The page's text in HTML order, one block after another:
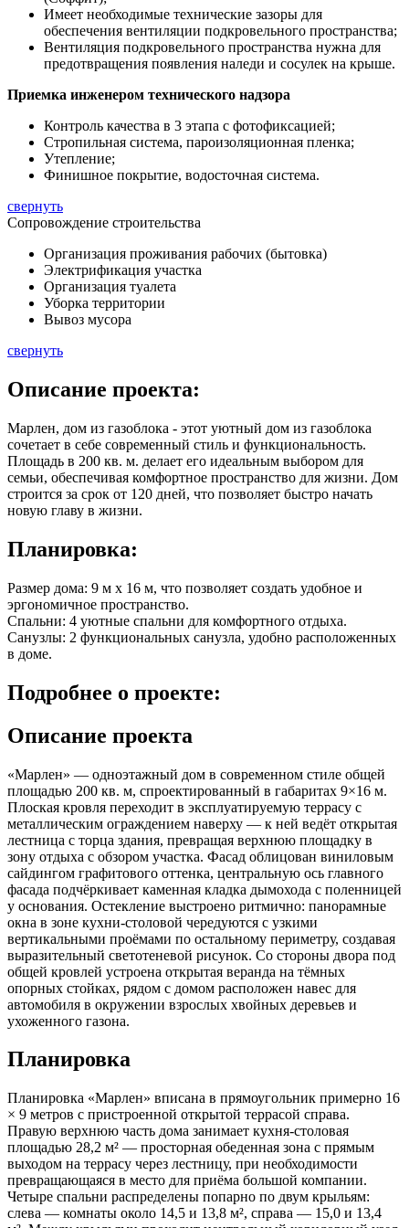
Имеет необходимые технические зазоры для
обеспечения вентиляции подкровельного пространства;
Вентиляция подкровельного пространства нужна для
предотвращения появления наледи и сосулек на крыше.
Приемка инженером технического надзора
Контроль качества в 3 этапа с фотофиксацией;
Стропильная система, пароизоляционная пленка;
Утепление;
Финишное покрытие, водосточная система.
свернуть
Сопровождение строительства
Организация проживания рабочих (бытовка)
Электрификация участка
Организация туалета
Уборка территории
Вывоз мусора
свернуть
Описание проекта:
Марлен, дом из газоблока - этот уютный дом из газоблока
сочетает в себе современный стиль и функциональность.
Площадь в 200 кв. м. делает его идеальным выбором для
семьи, обеспечивая комфортное пространство для жизни. Дом
строится за срок от 120 дней, что позволяет быстро начать
новую главу в жизни.
Планировка:
Размер дома: 9 м x 16 м, что позволяет создать удобное и
эргономичное пространство.
Спальни: 4 уютные спальни для комфортного отдыха.
Санузлы: 2 функциональных санузла, удобно расположенных
в доме.
Подробнее о проекте:
Описание проекта
«Марлен» — одноэтажный дом в современном стиле общей
площадью 200 кв. м, спроектированный в габаритах 9×16 м.
Плоская кровля переходит в эксплуатируемую террасу с
металлическим ограждением наверху — к ней ведёт открытая
лестница с торца здания, превращая верхнюю площадку в
зону отдыха с обзором участка. Фасад облицован виниловым
сайдингом графитового оттенка, центральную ось главного
фасада подчёркивает каменная кладка дымохода с поленницей
у основания. Остекление выстроено ритмично: панорамные
окна в зоне кухни-столовой чередуются с узкими
вертикальными проёмами по остальному периметру, создавая
выразительный светотеневой рисунок. Со стороны двора под
общей кровлей устроена открытая веранда на тёмных
опорных стойках, рядом с домом расположен навес для
автомобиля в окружении взрослых хвойных деревьев и
ухоженного газона.
Планировка
Планировка «Марлен» вписана в прямоугольник примерно 16
× 9 метров с пристроенной открытой террасой справа.
Правую верхнюю часть дома занимает кухня-столовая
площадью 28,2 м² — просторная обеденная зона с прямым
выходом на террасу через лестницу, при необходимости
превращающаяся в место для приёма большой компании.
Четыре спальни распределены попарно по двум крыльям:
слева — комнаты около 14,5 и 13,8 м², справа — 15,0 и 13,4